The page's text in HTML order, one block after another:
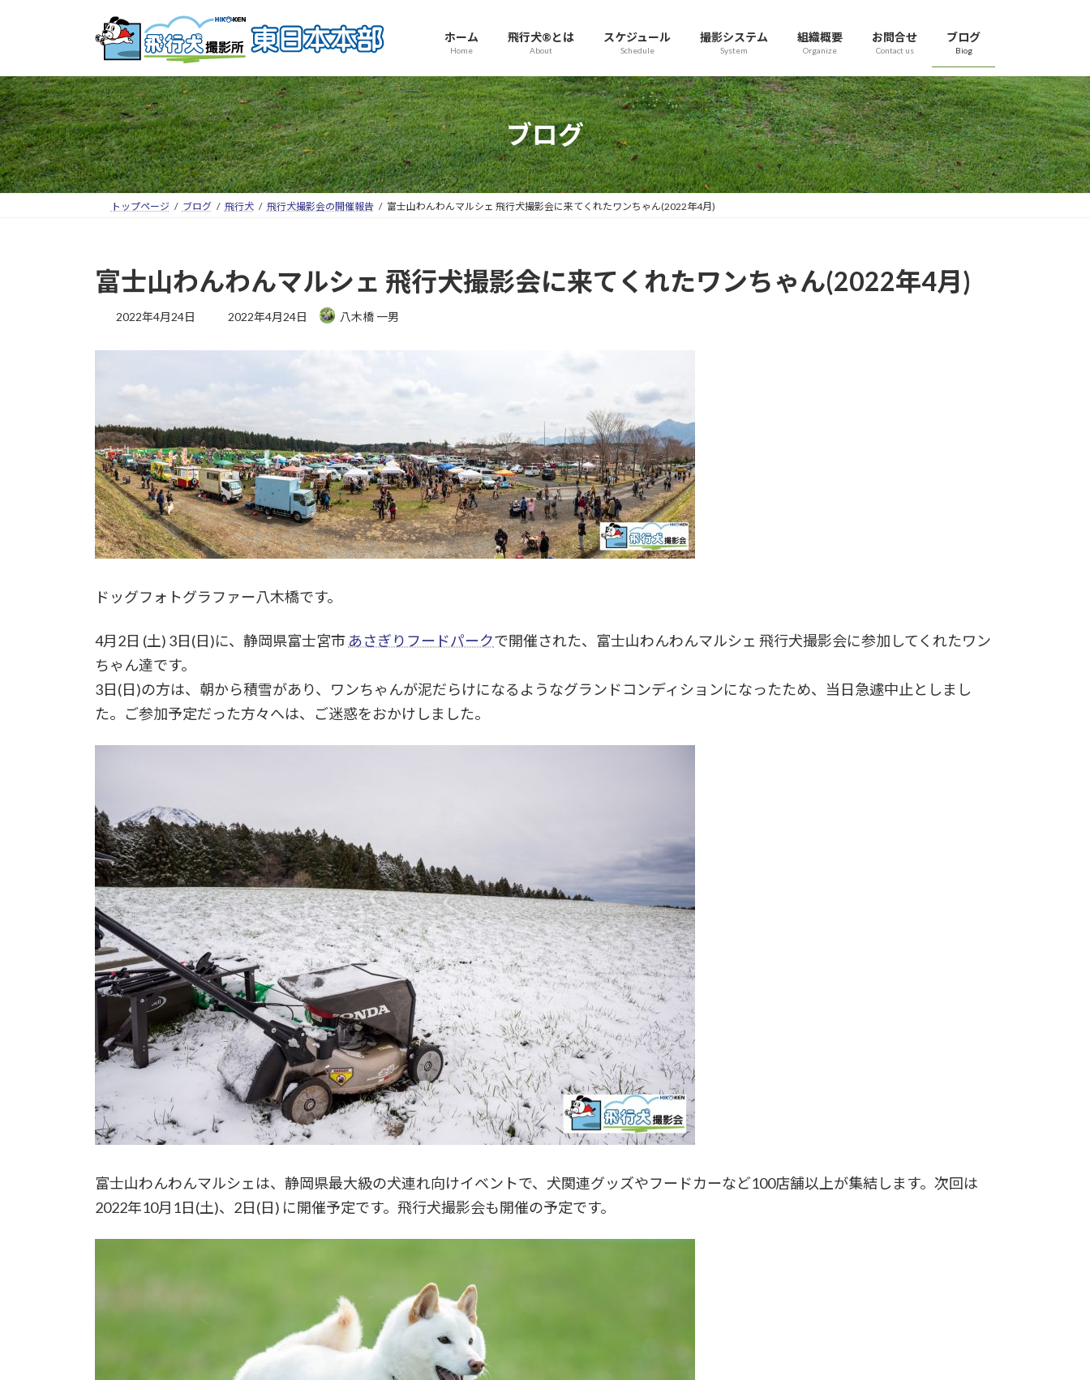
ホーム
Home
飛行犬®とは
About
スケジュール
Schedule
撮影システム
System
組織概要
Organize
お問合せ
Contact us
ブログ
Biog
ブログ
トップページ ブログ 飛行犬 飛行犬撮影会の開催報告 富士山わんわんマルシェ 飛行犬撮影会に来てくれたワンちゃん(2022年4月)
富士山わんわんマルシェ 飛行犬撮影会に来てくれたワンちゃん(2022年4月)
2022年4月24日 2022年4月24日 八木橋 一男
ドッグフォトグラファー八木橋です。
4月2日 (土) 3日(日)に、静岡県富士宮市 あさぎりフードパークで開催された、富士山わんわんマルシェ 飛行犬撮影会に参加してくれたワン
ちゃん達です。
3日(日)の方は、朝から積雪があり、ワンちゃんが泥だらけになるようなグランドコンディションになったため、当日急遽中止としまし
た。ご参加予定だった方々へは、ご迷惑をおかけしました。
富士山わんわんマルシェは、静岡県最大級の犬連れ向けイベントで、犬関連グッズやフードカーなど100店舗以上が集結します。次回は
2022年10月1日(土)、2日(日) に開催予定です。飛行犬撮影会も開催の予定です。